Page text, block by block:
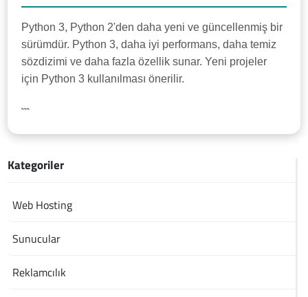
Python 3, Python 2'den daha yeni ve güncellenmiş bir
sürümdür. Python 3, daha iyi performans, daha temiz
sözdizimi ve daha fazla özellik sunar. Yeni projeler
için Python 3 kullanılması önerilir.
```
Kategoriler
Web Hosting
Sunucular
Reklamcılık